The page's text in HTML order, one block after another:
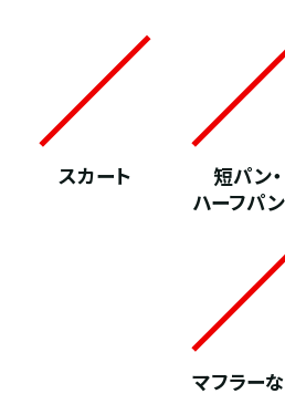
スカート
短パン・
ハーフパ
マフラー